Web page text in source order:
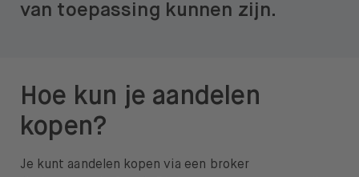
van toepassing kunnen zijn.
Hoe kun je aandelen
kopen?
Je kunt aandelen kopen via een broker